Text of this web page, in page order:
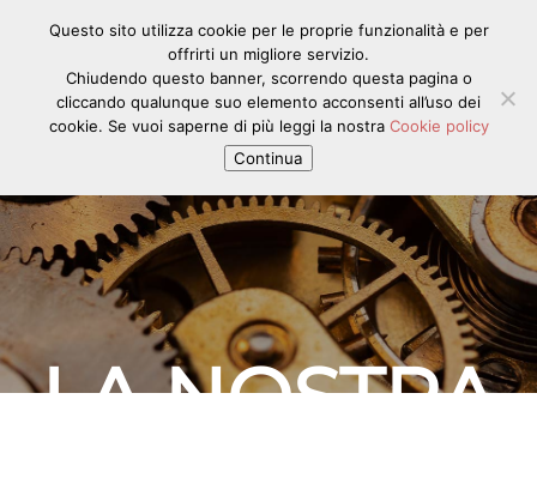
LA NOSTRA
Questo sito utilizza cookie per le proprie funzionalità e per
offrirti un migliore servizio.
Chiudendo questo banner, scorrendo questa pagina o
cliccando qualunque suo elemento acconsenti all’uso dei
cookie. Se vuoi saperne di più leggi la nostra Cookie policy
Continua